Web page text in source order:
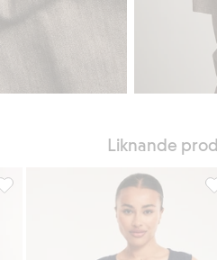
Liknande
i favoriter
Jacquardstickat linne, Lägg till i